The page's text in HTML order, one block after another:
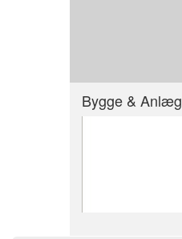
Bygge & Anlæg